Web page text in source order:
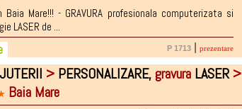
Baia Mare!!! - GRAVURA profesionala computerizata si
LASER de ...
P 1713 prezentare
> PERSONALIZARE,gravura LASER>
Baia Mare